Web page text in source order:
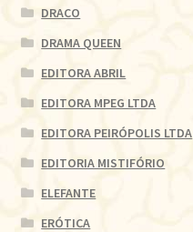
DRACO
DRAMA QUEEN
EDITORA ABRIL
EDITORA MPEG LTDA
EDITORA PEIRÓPOLIS LTDA
EDITORIA MISTIFÓRIO
ELEFANTE
ERÓTICA